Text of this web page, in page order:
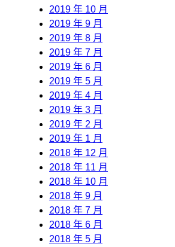
2019 年 10 月
2019 年 9 月
2019 年 8 月
2019 年 7 月
2019 年 6 月
2019 年 5 月
2019 年 4 月
2019 年 3 月
2019 年 2 月
2019 年 1 月
2018 年 12 月
2018 年 11 月
2018 年 10 月
2018 年 9 月
2018 年 7 月
2018 年 6 月
2018 年 5 月